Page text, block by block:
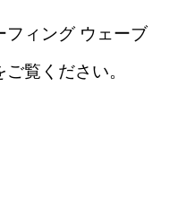
フィング ウェーブ
覧ください。